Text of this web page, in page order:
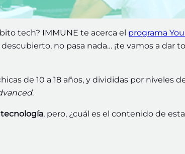
tech? IMMUNE te acerca el programa
no pasa nada… ¡te vamos a dar
de 10 a 18 años, y divididas por niveles
.
tecnología, pero, ¿cuál es el contenido de